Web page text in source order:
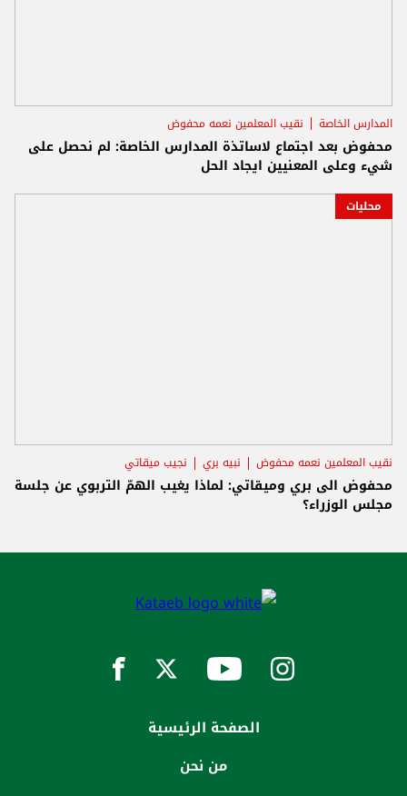
المدارس الخاصة نقيب المعلمين نعمه محفوض
محفوض بعد اجتماع لاساتذة المدارس الخاصة: لم نحصل على
شيء وعلى المعنيين ايجاد الحل
محليات
نقيب المعلمين نعمه محفوض نبيه بري نجيب ميقاتي
محفوض الى بري وميقاتي: لماذا يغيب الهمّ التربوي عن جلسة
مجلس الوزراء؟
الصفحة الرئيسية
من نحن